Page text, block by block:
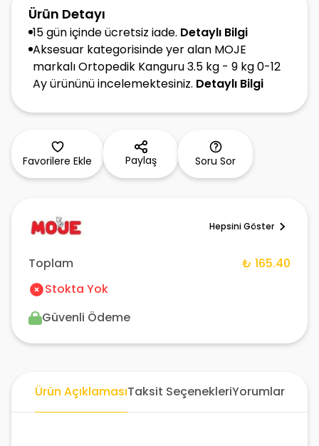
Ürün Detayı
15 gün içinde ücretsiz iade. Detaylı Bilgi
Aksesuar kategorisinde yer alan MOJE
markalı Ortopedik Kanguru 3.5 kg - 9 kg 0-12
Ay ürününü incelemektesiniz. Detaylı Bilgi
Favorilere Ekle Paylaş Soru Sor
Hepsini Göster
Toplam
₺ 165.40
Stokta Yok
Güvenli Ödeme
Ürün AçıklamasıTaksit SeçenekleriYorumlar